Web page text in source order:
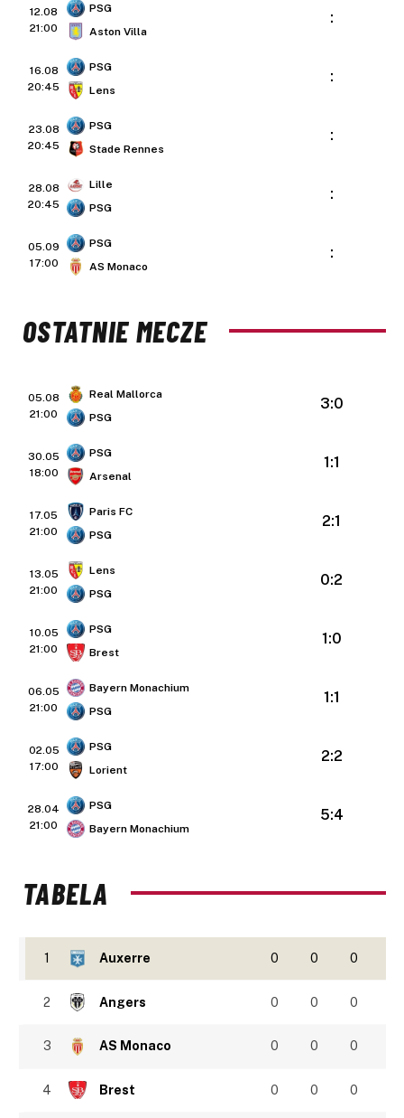
12.08
21:00
PSG
Aston Villa
:
16.08
20:45
PSG
Lens
:
23.08
20:45
PSG
Stade Rennes
:
28.08
20:45
Lille
PSG
:
05.09
17:00
PSG
AS Monaco
:
OSTATNIE MECZE
05.08
21:00
Real Mallorca
PSG
3:0
30.05
18:00
PSG
Arsenal
1:1
17.05
21:00
Paris FC
PSG
2:1
13.05
21:00
Lens
PSG
0:2
10.05
21:00
PSG
Brest
1:0
06.05
21:00
Bayern Monachium
PSG
1:1
02.05
17:00
PSG
Lorient
2:2
28.04
21:00
PSG
Bayern Monachium
5:4
TABELA
1 Auxerre 0 0 0
2 Angers 0 0 0
3 AS Monaco 0 0 0
4 Brest 0 0 0